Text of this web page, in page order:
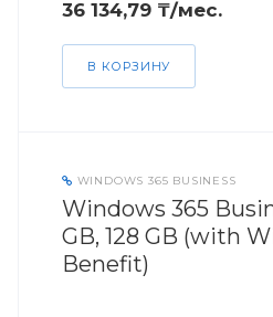
36 134,79 ₸/мес.
В КОРЗИНУ
WINDOWS 365 BUSINESS
Windows 365
GB, 128 GB (with
Benefit)